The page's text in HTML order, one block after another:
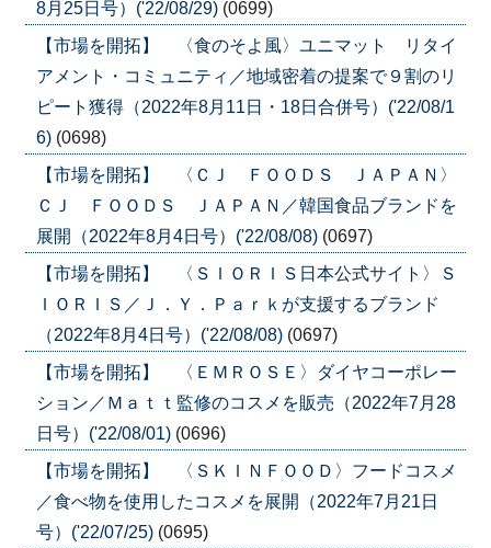
8月25日号）('22/08/29) (0699)
【市場を開拓】 〈食のそよ風〉ユニマット リタイ
アメント・コミュニティ／地域密着の提案で９割のリ
ピート獲得（2022年8月11日・18日合併号）('22/08/1
6) (0698)
【市場を開拓】 〈ＣＪ ＦＯＯＤＳ ＪＡＰＡＮ〉
ＣＪ ＦＯＯＤＳ ＪＡＰＡＮ／韓国食品ブランドを
展開（2022年8月4日号）('22/08/08) (0697)
【市場を開拓】 〈ＳＩＯＲＩＳ日本公式サイト〉Ｓ
ＩＯＲＩＳ／Ｊ．Ｙ．Ｐａｒｋが支援するブランド
（2022年8月4日号）('22/08/08) (0697)
【市場を開拓】 〈ＥＭＲＯＳＥ〉ダイヤコーポレー
ション／Ｍａｔｔ監修のコスメを販売（2022年7月28
日号）('22/08/01) (0696)
【市場を開拓】 〈ＳＫＩＮＦＯＯＤ〉フードコスメ
／食べ物を使用したコスメを展開（2022年7月21日
号）('22/07/25) (0695)